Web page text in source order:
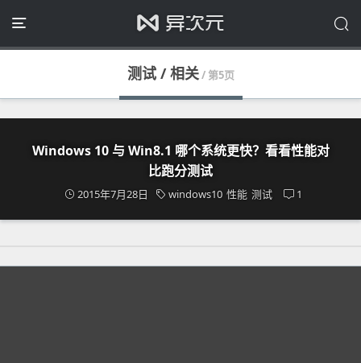
测试 / 相关/ 第5页
Windows 10 与 Win8.1 哪个系统更快？看看性能对
比跑分测试
2015年7月28日 windows10 性能 测试 1